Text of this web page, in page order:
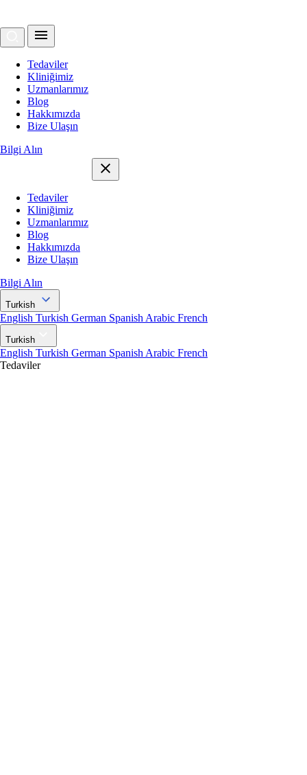
Tedaviler
Kliniğimiz
Uzmanlarımız
Blog
Hakkımızda
Bize Ulaşın
Bilgi Alın
Tedaviler
Kliniğimiz
Uzmanlarımız
Blog
Hakkımızda
Bize Ulaşın
Bilgi Alın
Turkish
English Turkish German Spanish Arabic French
Turkish
English Turkish German Spanish Arabic French
Tedaviler